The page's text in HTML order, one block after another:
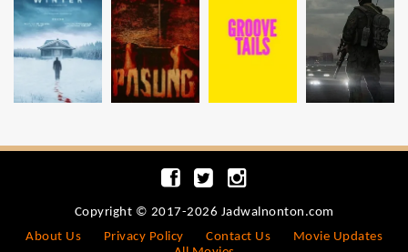
Copyright © 2017-2026 Jadwalnonton.com
About Us
Privacy Policy Contact Us
Movie Updates